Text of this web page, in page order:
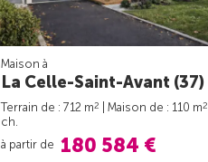
Maison à
La Celle-Saint-Avant (37)
Terrain de : 712 m2 | Maison de : 110 m2
ch.
à partir de 180 584 €